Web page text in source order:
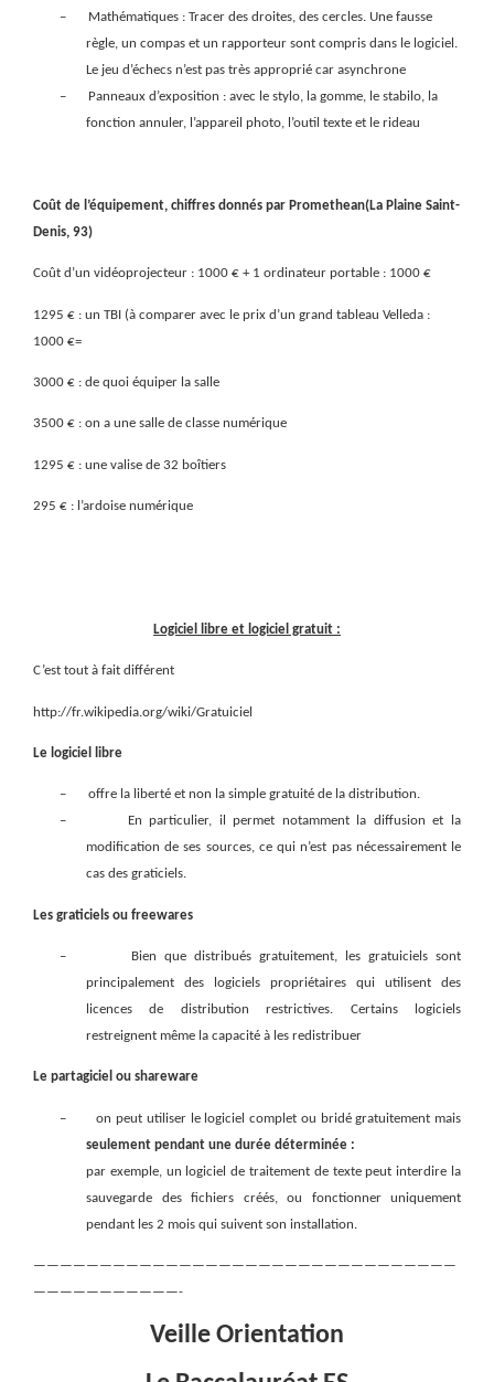
–
Mathématiques : Tracer des droites, des cercles. Une fausse
règle, un compas et un rapporteur sont compris dans le logiciel.
Le jeu d’échecs n’est pas très approprié car asynchrone
–
Panneaux d’exposition : avec le stylo, la gomme, le stabilo, la
fonction annuler, l’appareil photo, l’outil texte et le rideau
Coût de l’équipement, chiffres donnés par Promethean(La Plaine Saint-
Denis, 93)
Coût d’un vidéoprojecteur : 1000 € + 1 ordinateur portable : 1000 €
1295 € : un TBI (à comparer avec le prix d’un grand tableau Velleda :
1000 €=
3000 € : de quoi équiper la salle
3500 € : on a une salle de classe numérique
1295 € : une valise de 32 boîtiers
295 € : l’ardoise numérique
Logiciel libre et logiciel gratuit :
C’est tout à fait différent
http://fr.wikipedia.org/wiki/Gratuiciel
Le logiciel libre
–
offre la liberté et non la simple gratuité de la distribution.
–
En particulier, il permet notamment la diffusion et la
modification de ses sources, ce qui n’est pas nécessairement le
cas des graticiels.
Les graticiels ou freewares
–
Bien que distribués gratuitement, les gratuiciels sont
principalement des logiciels propriétaires qui utilisent des
licences de distribution restrictives. Certains logiciels
restreignent même la capacité à les redistribuer
Le partagiciel ou shareware
–
on peut utiliser le logiciel complet ou bridé gratuitement mais
seulement pendant une durée déterminée :
par exemple, un logiciel de traitement de texte peut interdire la
sauvegarde des fichiers créés, ou fonctionner uniquement
pendant les 2 mois qui suivent son installation.
————————————————————————————————
———————————-
Veille Orientation